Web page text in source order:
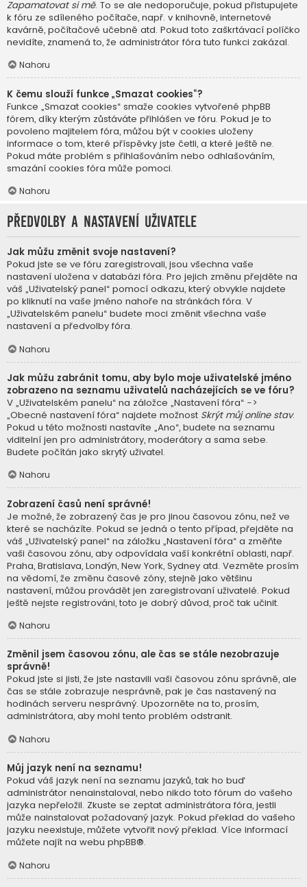
Zapamatovat si mě. To se ale nedoporučuje, pokud přistupujete
k fóru ze sdíleného počítače, např. v knihovně, internetové
kavárně, počítačové učebně atd. Pokud toto zaškrtávací políčko
nevidíte, znamená to, že administrátor fóra tuto funkci zakázal.
Nahoru
K čemu slouží funkce „Smazat cookies“?
Funkce „Smazat cookies“ smaže cookies vytvořené phpBB
fórem, díky kterým zůstáváte přihlášen ve fóru. Pokud je to
povoleno majitelem fóra, můžou být v cookies uloženy
informace o tom, které příspěvky jste četli, a které ještě ne.
Pokud máte problém s přihlašováním nebo odhlašováním,
smazání cookies fóra může pomoci.
Nahoru
Předvolby a nastavení uživatele
Jak můžu změnit svoje nastavení?
Pokud jste se ve fóru zaregistrovali, jsou všechna vaše
nastavení uložena v databázi fóra. Pro jejich změnu přejděte na
váš „Uživatelský panel“ pomocí odkazu, který obvykle najdete
po kliknutí na vaše jméno nahoře na stránkách fóra. V
„Uživatelském panelu“ budete moci změnit všechna vaše
nastavení a předvolby fóra.
Nahoru
Jak můžu zabránit tomu, aby bylo moje uživatelské jméno
zobrazeno na seznamu uživatelů nacházejících se ve fóru?
V „Uživatelském panelu“ na záložce „Nastavení fóra“ ->
„Obecné nastavení fóra“ najdete možnost Skrýt můj online stav.
Pokud u této možnosti nastavíte „Ano“, budete na seznamu
viditelní jen pro administrátory, moderátory a sama sebe.
Budete počítán jako skrytý uživatel.
Nahoru
Zobrazení časů není správné!
Je možné, že zobrazený čas je pro jinou časovou zónu, než ve
které se nacházíte. Pokud se jedná o tento případ, přejděte na
váš „Uživatelský panel“ na záložku „Nastavení fóra“ a změňte
vaši časovou zónu, aby odpovídala vaší konkrétní oblasti, např.
Praha, Bratislava, Londýn, New York, Sydney atd. Vezměte prosím
na vědomí, že změnu časové zóny, stejně jako většinu
nastavení, můžou provádět jen zaregistrovaní uživatelé. Pokud
ještě nejste registrováni, toto je dobrý důvod, proč tak učinit.
Nahoru
Změnil jsem časovou zónu, ale čas se stále nezobrazuje
správně!
Pokud jste si jisti, že jste nastavili vaši časovou zónu správně, ale
čas se stále zobrazuje nesprávně, pak je čas nastavený na
hodinách serveru nesprávný. Upozorněte na to, prosím,
administrátora, aby mohl tento problém odstranit.
Nahoru
Můj jazyk není na seznamu!
Pokud váš jazyk není na seznamu jazyků, tak ho buď
administrátor nenainstaloval, nebo nikdo toto fórum do vašeho
jazyka nepřeložil. Zkuste se zeptat administrátora fóra, jestli
může nainstalovat požadovaný jazyk. Pokud překlad do vašeho
jazyku neexistuje, můžete vytvořit nový překlad. Více informací
můžete najít na webu phpBB®.
Nahoru